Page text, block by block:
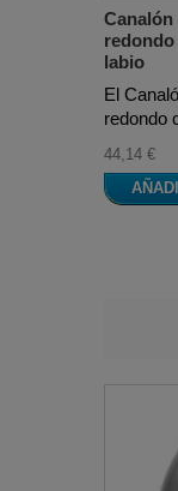
labio
El
redondo
44,14 €